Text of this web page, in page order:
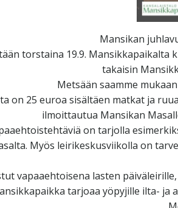
Mansikan
torstaina 19.9. Mansikkapaikalta
takaisin
Metsään saamme
on 25 euroa sisältäen matkat ja
ilmoittautua Mansikan
on tarjolla
Myös leirikeskusviikolla on
vapaaehtoisena lasten
tarjoaa yöpyjille ilta- ja